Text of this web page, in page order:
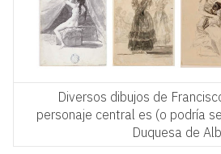
Diversos dibujos de
personaje central es (o podría
Duquesa de